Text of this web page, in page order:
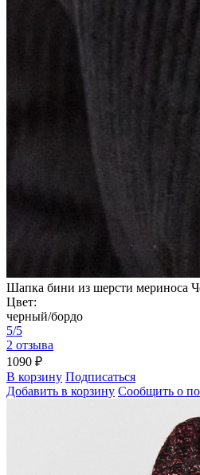
Шапка бини из шерсти мериноса
Цвет:
черный/бордо
5/5
2 отзыва
1090 ₽
В корзину Подписаться
Добавить в корзину Сообщить о